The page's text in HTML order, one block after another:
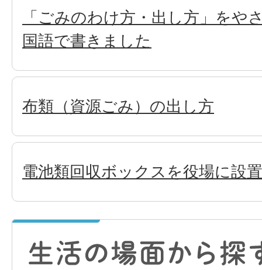
「ごみのわけ方・出し方」をや
国語で書きました
布類（資源ごみ）の出し方
電池類回収ボックスを役場に設置